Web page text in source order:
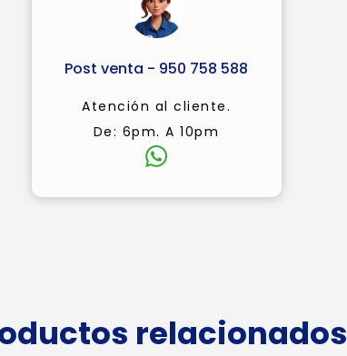
Post venta - 950 758 588
Atención al cliente.
De: 6pm. A 10pm
relacionados